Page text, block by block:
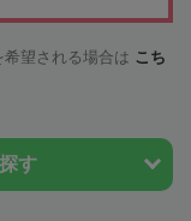
希望される場合は こち
す